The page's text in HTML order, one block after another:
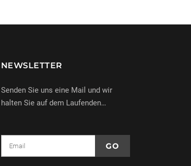
NEWSLETTER
Senden Sie uns eine Mail und wir
halten Sie auf dem Laufenden…